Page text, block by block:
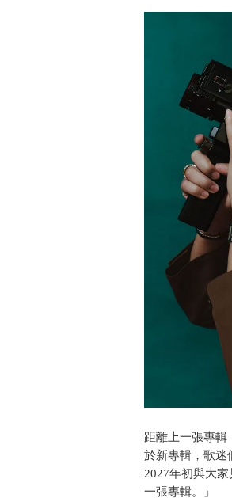
距離上一張專輯
於新專輯，歌迷
2027年初與大
一張專輯。」